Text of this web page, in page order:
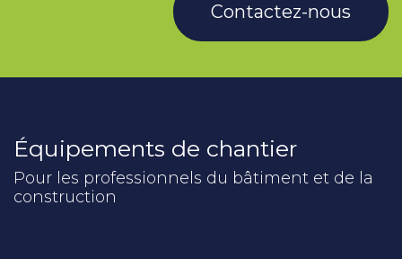
Contactez-nous
Équipements de chantier
Pour les professionnels du bâtiment et de la
construction